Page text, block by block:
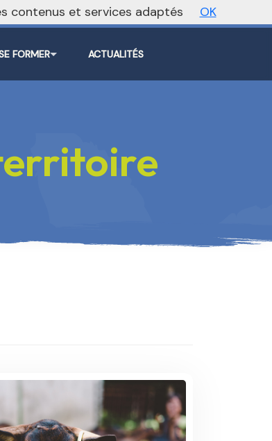
Vers le site national
FORMER ACTUALITÉS
contenus et services adaptés OK